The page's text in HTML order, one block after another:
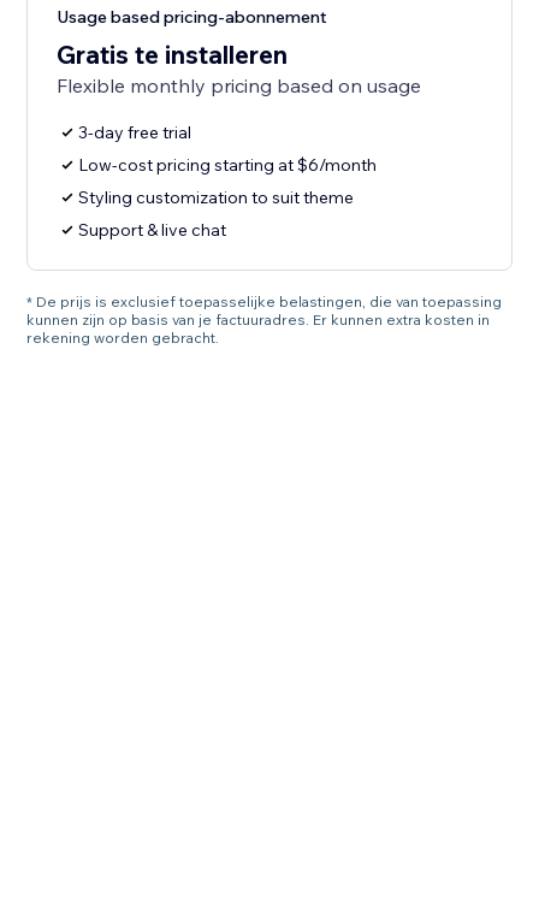
Usage based pricing-abonnement
Gratis te installeren
Flexible monthly pricing based on usage
3-day free trial
Low-cost pricing starting at $6/month
Styling customization to suit theme
Support & live chat
* De prijs is exclusief toepasselijke belastingen, die van toepassing
kunnen zijn op basis van je factuuradres. Er kunnen extra kosten in
rekening worden gebracht.